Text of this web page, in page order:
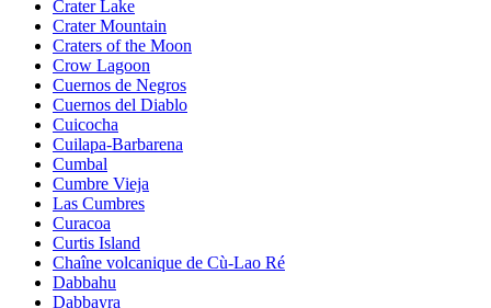
Crater Lake
Crater Mountain
Craters of the Moon
Crow Lagoon
Cuernos de Negros
Cuernos del Diablo
Cuicocha
Cuilapa-Barbarena
Cumbal
Cumbre Vieja
Las Cumbres
Curacoa
Curtis Island
Chaîne volcanique de Cù-Lao Ré
Dabbahu
Dabbayra